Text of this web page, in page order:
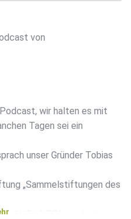
von
wir halten es mit
Tagen sei ein
unser Gründer Tobias
„Sammelstiftungen des
AHOI, NPO! wurde eine